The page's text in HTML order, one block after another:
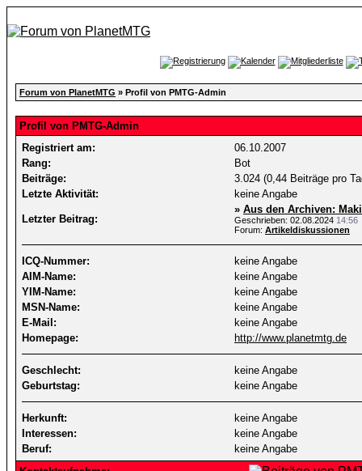
Forum von PlanetMTG » Profil von PMTG-Admin
Profil von PMTG-Admin
Registriert am:
06.10.2007
Rang:
Bot
Beiträge:
3.024 (0,44 Beiträge pro
Letzte Aktivität:
keine Angabe
Letzter Beitrag:
» Aus den Archiven:
Geschrieben: 02.08.2024 14:56
Forum: Artikeldiskussionen
ICQ-Nummer:
keine Angabe
AIM-Name:
keine Angabe
YIM-Name:
keine Angabe
MSN-Name:
keine Angabe
E-Mail:
keine Angabe
Homepage:
http://www.planetmtg.de
Geschlecht:
keine Angabe
Geburtstag:
keine Angabe
Herkunft:
keine Angabe
Interessen:
keine Angabe
Beruf:
keine Angabe